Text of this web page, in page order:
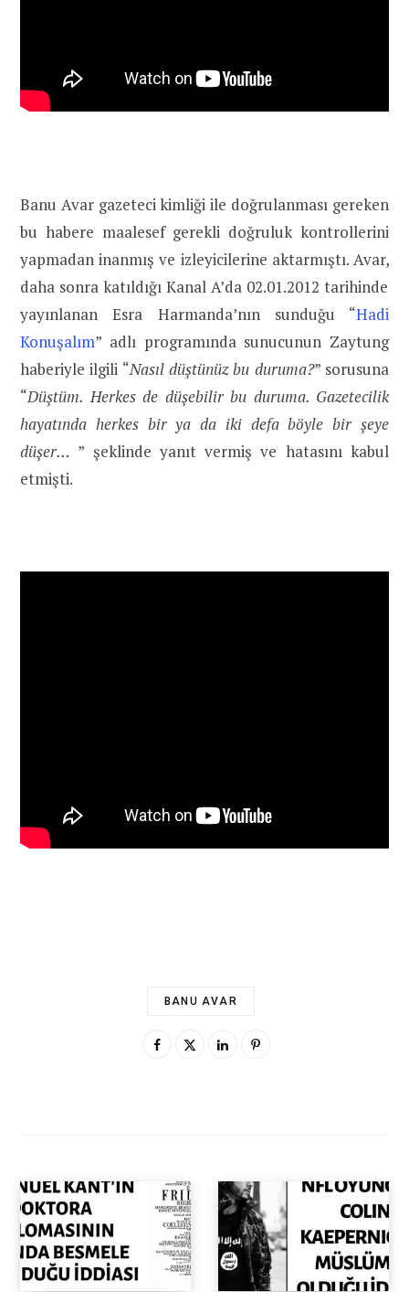
Banu Avar gazeteci kimliği ile doğrulanması gereken
bu habere maalesef gerekli doğruluk kontrollerini
yapmadan inanmış ve izleyicilerine aktarmıştı. Avar,
daha sonra katıldığı Kanal A’da 02.01.2012 tarihinde
yayınlanan Esra Harmanda’nın sunduğu “Hadi
Konuşalım” adlı programında sunucunun Zaytung
haberiyle ilgili “Nasıl düştünüz bu duruma?” sorusuna
“Düştüm. Herkes de düşebilir bu duruma. Gazetecilik
hayatında herkes bir ya da iki defa böyle bir şeye
düşer… ” şeklinde yanıt vermiş ve hatasını kabul
etmişti.
BANU AVAR